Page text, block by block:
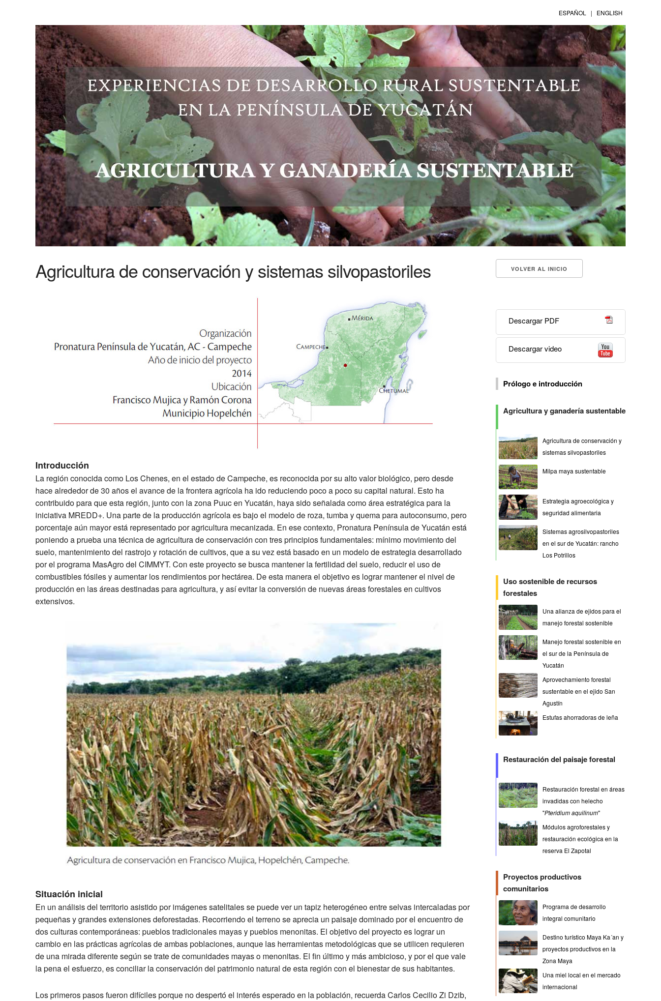
ESPAÑOL | ENGLISH
Agricultura de conservación y sistemas silvopastoriles VOLVER AL INICIO
Introducción
La región conocida como Los Chenes, en el estado de Campeche, es reconocida por su alto valor biológico, pero desde
hace alrededor de 30 años el avance de la frontera agrícola ha ido reduciendo poco a poco su capital natural. Esto ha
contribuido para que esta región, junto con la zona Puuc en Yucatán, haya sido señalada como área estratégica para la
iniciativa MREDD+. Una parte de la producción agrícola es bajo el modelo de roza, tumba y quema para autoconsumo, pero
porcentaje aún mayor está representado por agricultura mecanizada. En ese contexto, Pronatura Península de Yucatán está
poniendo a prueba una técnica de agricultura de conservación con tres principios fundamentales: mínimo movimiento del
suelo, mantenimiento del rastrojo y rotación de cultivos, que a su vez está basado en un modelo de estrategia desarrollado
por el programa MasAgro del CIMMYT. Con este proyecto se busca mantener la fertilidad del suelo, reducir el uso de
combustibles fósiles y aumentar los rendimientos por hectárea. De esta manera el objetivo es lograr mantener el nivel de
producción en las áreas destinadas para agricultura, y así evitar la conversión de nuevas áreas forestales en cultivos
extensivos.
Situación inicial
En un análisis del territorio asistido por imágenes satelitales se puede ver un tapiz heterogéneo entre selvas intercaladas por
pequeñas y grandes extensiones deforestadas. Recorriendo el terreno se aprecia un paisaje dominado por el encuentro de
dos culturas contemporáneas: pueblos tradicionales mayas y pueblos menonitas. El objetivo del proyecto es lograr un
cambio en las prácticas agrícolas de ambas poblaciones, aunque las herramientas metodológicas que se utilicen requieren
de una mirada diferente según se trate de comunidades mayas o menonitas. El fin último y más ambicioso, y por el que vale
la pena el esfuerzo, es conciliar la conservación del patrimonio natural de esta región con el bienestar de sus habitantes.
Los primeros pasos fueron difíciles porque no despertó el interés esperado en la población, recuerda Carlos Cecilio Zi Dzib,
Descargar PDF
Descargar video
Prólogo e introducción
Agricultura y ganadería sustentable
Agricultura de conservación y
sistemas silvopastoriles
Milpa maya sustentable
Estrategia agroecológica y
seguridad alimentaria
Sistemas agrosilvopastoriles
en el sur de Yucatán: rancho
Los Potrillos
Uso sostenible de recursos
forestales
Una alianza de ejidos para el
manejo forestal sostenible
Manejo forestal sostenible en
el sur de la Península de
Yucatán
Aprovechamiento forestal
sustentable en el ejido San
Agustín
Estufas ahorradoras de leña
Restauración del paisaje forestal
Restauración forestal en áreas
invadidas con helecho
"Pteridium aquilinum"
Módulos agroforestales y
restauración ecológica en la
reserva El Zapotal
Proyectos productivos
comunitarios
Programa de desarrollo
integral comunitario
Destino turístico Maya Ka´an y
proyectos productivos en la
Zona Maya
Una miel local en el mercado
internacional